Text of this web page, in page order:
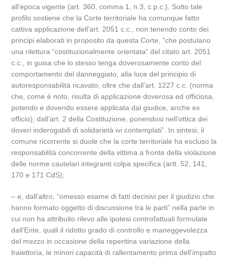
all’epoca vigente (art. 360, comma 1, n.3, c.p.c.). Sotto tale
profilo sostiene che la Corte territoriale ha comunque fatto
cattiva applicazione dell’art. 2051 c.c., non tenendo conto dei
principi elaborati in proposito da questa Corte, “che postulano
una rilettura “costituzionalmente orientata” del citato art. 2051
c.c., in guisa che lo stesso tenga doverosamente conto del
comportamento del danneggiato, alla luce del principio di
autoresponsabilità ricavato, oltre che dall’art. 1227 c.c. (norma
che, come è noto, risulta di applicazione doverosa ed officiosa,
potendo e dovendo essere applicata dal giudice, anche ex
officio), dall’art. 2 della Costituzione, ponendosi nell’ottica dei
doveri inderogabili di solidarietà ivi contemplati”. In sintesi, il
comune ricorrente si duole che la corte territoriale ha escluso la
responsabilità concorrente della vittima a fronte della violazione
delle norme cautelari integranti colpa specifica (artt. 52, 141,
170 e 171 CdS);
– e, dall’altro, “omesso esame di fatti decisivi per il giudizio che
hanno formato oggetto di discussione tra le parti” nella parte in
cui non ha attribuito rilevo alle ipotesi controfattuali formulate
dall’Ente, quali il ridotto grado di controllo e maneggevolezza
del mezzo in occasione della repentina variazione della
traiettoria, le minori capacità di rallentamento prima dell’impatto